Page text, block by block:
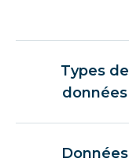
Types de
données
Données